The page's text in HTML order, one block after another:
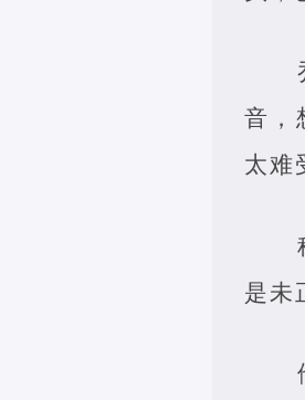
音，
太难
是未